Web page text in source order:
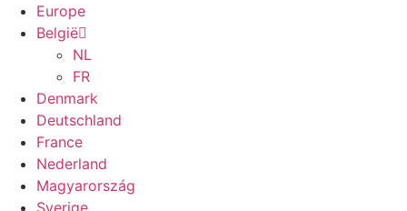
Europe
België
NL
FR
Denmark
Deutschland
France
Nederland
Magyarország
Sverige